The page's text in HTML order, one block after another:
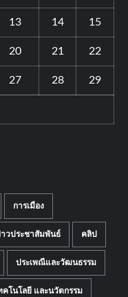
13 14 15
20 21 22
27 28 29
การเมือง
วประชาสัมพันธ์ คลิป
ประเพณีและวัฒนธรรม
คโนโลยี และนวัตกรรม